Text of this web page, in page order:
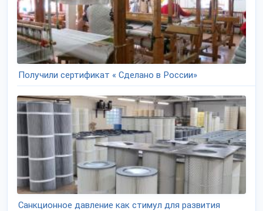
Получили сертификат « Сделано в России»
Санкционное давление как стимул для развития